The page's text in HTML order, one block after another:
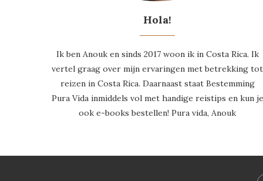
Hola!
Ik ben Anouk en sinds 2017 woon ik in Costa Rica. Ik
vertel graag over mijn ervaringen met betrekking tot
reizen in Costa Rica. Daarnaast staat Bestemming
Pura Vida inmiddels vol met handige reistips en kun je
ook e-books bestellen! Pura vida, Anouk